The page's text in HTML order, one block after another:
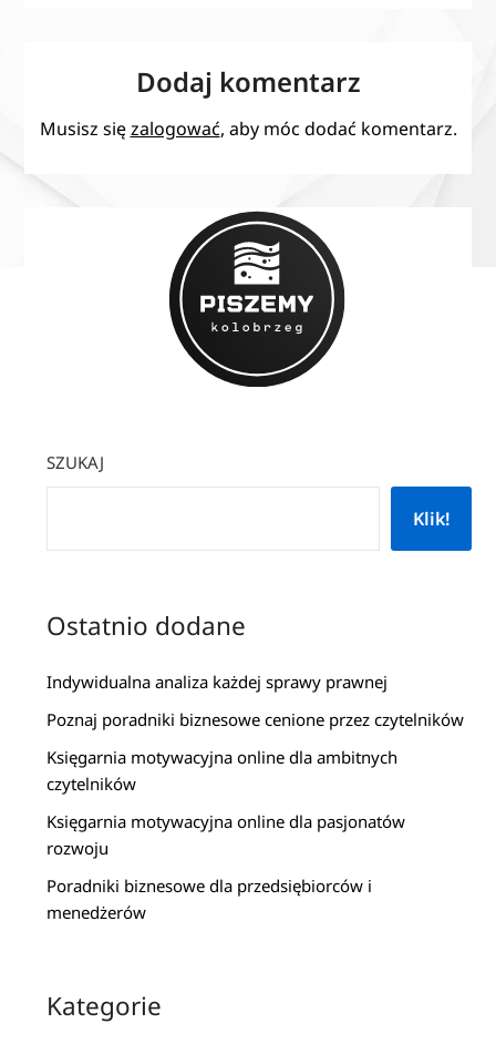
Dodaj komentarz
Musisz sięzalogować, aby móc dodać komentarz.
SZUKAJ
Klik!
Ostatnio dodane
Indywidualna analiza każdej sprawy prawnej
Poznaj poradniki biznesowe cenione przez czytelników
Księgarnia motywacyjna online dla ambitnych
czytelników
Księgarnia motywacyjna online dla pasjonatów
rozwoju
Poradniki biznesowe dla przedsiębiorców i
menedżerów
Kategorie